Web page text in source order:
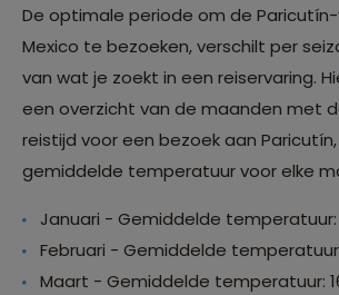
De optimale periode om de Paricutín-
Mexico te bezoeken, verschilt per
van wat je zoekt in een reiservaring.
een overzicht van de maanden met
reistijd voor een bezoek aan
gemiddelde temperatuur voor elke
Januari - Gemiddelde temperatuur:
Februari - Gemiddelde
Maart - Gemiddelde temperatuur: